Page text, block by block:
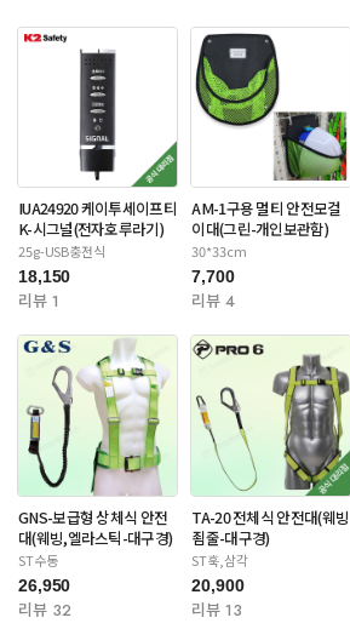
IUA24920 케이투세이프티
K-시그널(전자호루라기)
25g-USB충전식
18,150
리뷰 1
AM-1구용 멀티 안전모걸
이대(그린-개인보관함)
30*33cm
7,700
리뷰 4
GNS-보급형 상체식 안전
대(웨빙,엘라스틱-대구경)
ST수동
26,950
리뷰 32
TA-20 전체식 안전대(웨빙
죔줄-대구경)
ST훅,삼각
20,900
리뷰 13